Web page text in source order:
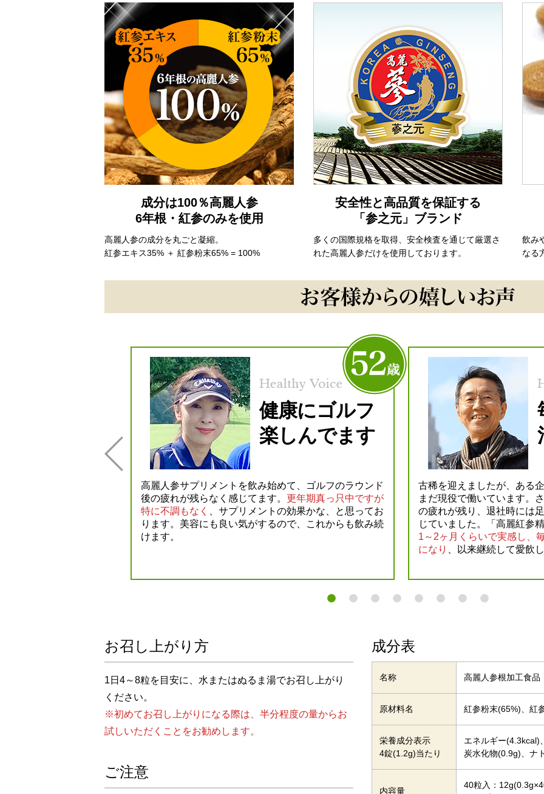
成分は100％高麗人参
6年根・紅参のみを使用
高麗人参の成分を丸ごと凝縮。
紅参エキス35% ＋ 紅参粉末65% = 100%
安全性と高品質を保証する
「参之元」ブランド
多くの国際規格を取得、安全検査を通じて厳選さ
れた高麗人参だけを使用しております。
飲み
なる
健康にゴルフ
楽しんでます
高麗人参サプリメントを飲み始めて、ゴルフのラウンド
後の疲れが残らなく感じてます。 更年期真っ只中ですが
特に不調もなく
、サプリメントの効果かな、と思ってお
ります。美容にも良い気がするので、これからも飲み続
けます。
古稀を迎えましたが、ある
まだ現役で働いています。
の疲れが残り、退社時には
じていました。「高麗紅参
1～2ヶ月くらいで実感し、
になり
、以来継続して愛飲
お召し上がり方
1日4～8粒を目安に、水またはぬるま湯でお召し上がり
ください。
※初めてお召し上がりになる際は、半分程度の量からお
試しいただくことをお勧めします。
ご注意
成分表
名称 高麗人参根加工食品
原材料名 紅参粉末(65%)、紅
栄養成分表示
4錠(1.2g)当たり
エネルギー(4.3kcal)
炭水化物(0.9g)、ナ
内容量
40粒入：